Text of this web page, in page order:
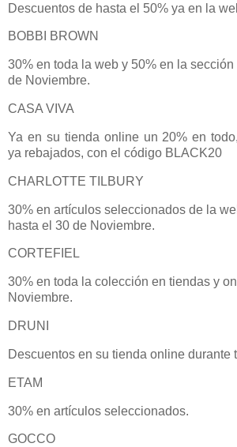
Descuentos de hasta el 50% ya en la
BOBBI BROWN
30% en toda la web y 50% en la
de Noviembre.
CASA VIVA
Ya en su tienda online un 20% en
ya rebajados, con el código BLACK20
CHARLOTTE TILBURY
30% en artículos seleccionados de la
hasta el 30 de Noviembre.
CORTEFIEL
30% en toda la colección en tiendas y
Noviembre.
DRUNI
Descuentos en su tienda online durante
ETAM
30% en artículos seleccionados.
GOCCO